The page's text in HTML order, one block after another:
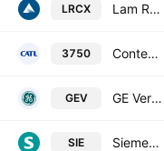
LRCX Lam Research Corporation
3750 Contemporary Amperex Technology Co., Limited Class H
GEV GE Vernova Inc.
SIE Siemens AG